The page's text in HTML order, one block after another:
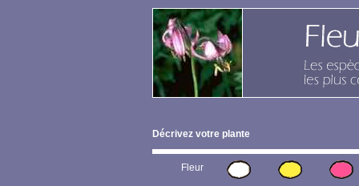
Décrivez votre plante
Fleur